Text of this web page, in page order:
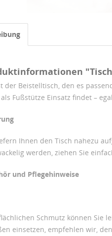
der Beistelltisch, den es
Fußstütze Einsatz findet –
Ihnen den Tisch nahezu
werden, ziehen Sie
und Pflegehinweise
Schmutz können Sie
einsetzen, empfehlen wir,